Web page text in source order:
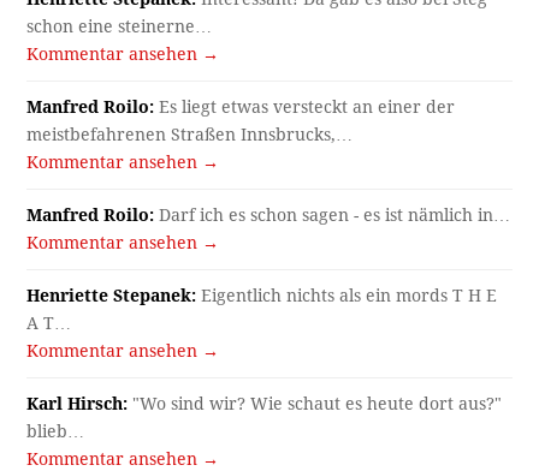
schon eine steinerne…
Kommentar ansehen →
Manfred Roilo: Es liegt etwas versteckt an einer der
meistbefahrenen Straßen Innsbrucks,…
Kommentar ansehen →
Manfred Roilo: Darf ich es schon sagen - es ist nämlich in…
Kommentar ansehen →
Henriette Stepanek: Eigentlich nichts als ein mords T H E
A T…
Kommentar ansehen →
Karl Hirsch: "Wo sind wir? Wie schaut es heute dort aus?"
blieb…
Kommentar ansehen →